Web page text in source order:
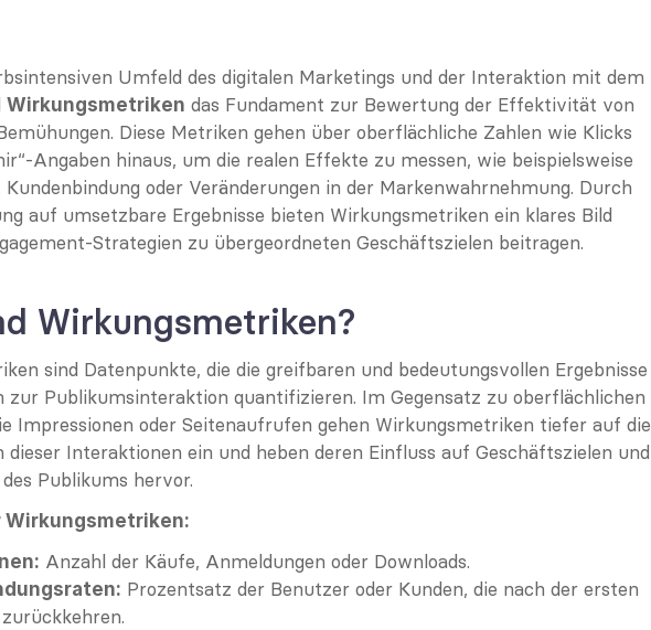
Umfeld des digitalen Marketings und der Interaktion mit dem
Wirkungsmetriken das Fundament zur Bewertung der Effektivität von
Diese Metriken gehen über oberflächliche Zahlen wie Klicks
Angaben hinaus, um die realen Effekte zu messen, wie beispielsweise
Kundenbindung oder Veränderungen in der Markenwahrnehmung. Durch
auf umsetzbare Ergebnisse bieten Wirkungsmetriken ein klares Bild
Strategien zu übergeordneten Geschäftszielen beitragen.
Wirkungsmetriken?
sind Datenpunkte, die die greifbaren und bedeutungsvollen Ergebnisse
zur Publikumsinteraktion quantifizieren. Im Gegensatz zu oberflächlichen
Impressionen oder Seitenaufrufen gehen Wirkungsmetriken tiefer auf die
dieser Interaktionen ein und heben deren Einfluss auf Geschäftszielen und
Publikums hervor.
Wirkungsmetriken:
Anzahl der Käufe, Anmeldungen oder Downloads.
Prozentsatz der Benutzer oder Kunden, die nach der ersten